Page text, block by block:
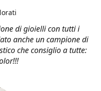
di gioielli con tutti i
anche un campione di
che consiglio a tutte: